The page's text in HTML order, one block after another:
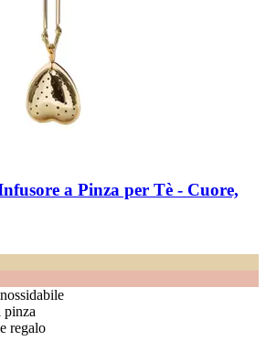
a Pinza per Tè -​ Cuore,
pinza
regalo